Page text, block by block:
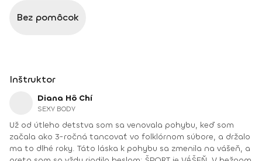
Bez pomôcok
Inštruktor
Diana Hô Chí
SEXY BODY
Už od útleho detstva som sa venovala pohybu, keď som
začala ako 3-ročná tancovať vo folklórnom súbore, a držalo
ma to dlhé roky. Táto láska k pohybu sa zmenila na vášeň, a